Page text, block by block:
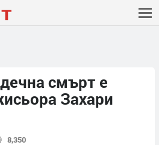
смърт е
Захари
8,350